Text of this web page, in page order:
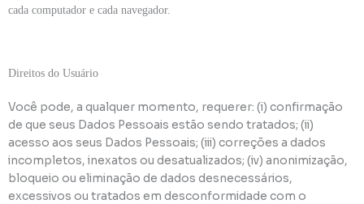
cada computador e cada navegador.
Direitos do Usuário
Você pode, a qualquer momento, requerer: (i) confirmação
de que seus Dados Pessoais estão sendo tratados; (ii)
acesso aos seus Dados Pessoais; (iii) correções a dados
incompletos, inexatos ou desatualizados; (iv) anonimização,
bloqueio ou eliminação de dados desnecessários,
excessivos ou tratados em desconformidade com o